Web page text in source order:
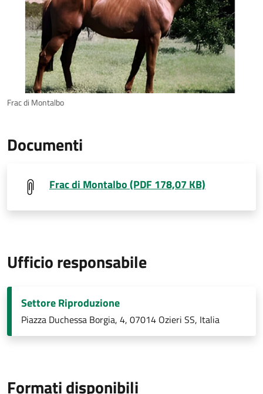
Frac di Montalbo
Documenti
Frac di Montalbo (PDF 178,07 KB)
Ufficio responsabile
Settore Riproduzione
Piazza Duchessa Borgia, 4, 07014 Ozieri SS, Italia
Formati disponibili